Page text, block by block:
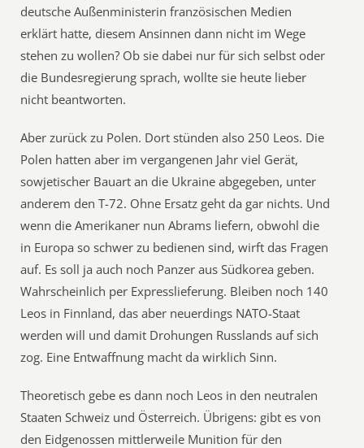
deutsche Außenministerin französischen Medien
erklärt hatte, diesem Ansinnen dann nicht im Wege
stehen zu wollen? Ob sie dabei nur für sich selbst oder
die Bundesregierung sprach, wollte sie heute lieber
nicht beantworten.
Aber zurück zu Polen. Dort stünden also 250 Leos. Die
Polen hatten aber im vergangenen Jahr viel Gerät,
sowjetischer Bauart an die Ukraine abgegeben, unter
anderem den T-72. Ohne Ersatz geht da gar nichts. Und
wenn die Amerikaner nun Abrams liefern, obwohl die
in Europa so schwer zu bedienen sind, wirft das Fragen
auf. Es soll ja auch noch Panzer aus Südkorea geben.
Wahrscheinlich per Expresslieferung. Bleiben noch 140
Leos in Finnland, das aber neuerdings NATO-Staat
werden will und damit Drohungen Russlands auf sich
zog. Eine Entwaffnung macht da wirklich Sinn.
Theoretisch gebe es dann noch Leos in den neutralen
Staaten Schweiz und Österreich. Übrigens: gibt es von
den Eidgenossen mittlerweile Munition für den